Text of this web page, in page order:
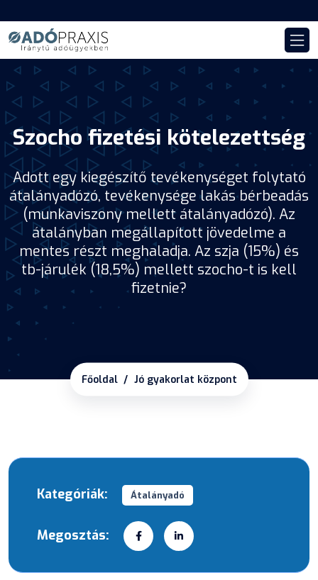
Szocho fizetési kötelezettség
Adott egy kiegészítő tevékenységet folytató
átalányadózó, tevékenysége lakás bérbeadás
(munkaviszony mellett átalányadózó). Az
átalányban megállapított jövedelme a
mentes részt meghaladja. Az szja (15%) és
tb-járulék (18,5%) mellett szocho-t is kell
fizetnie?
Főoldal Jó gyakorlat központ
Kategóriák: Átalányadó
Megosztás: